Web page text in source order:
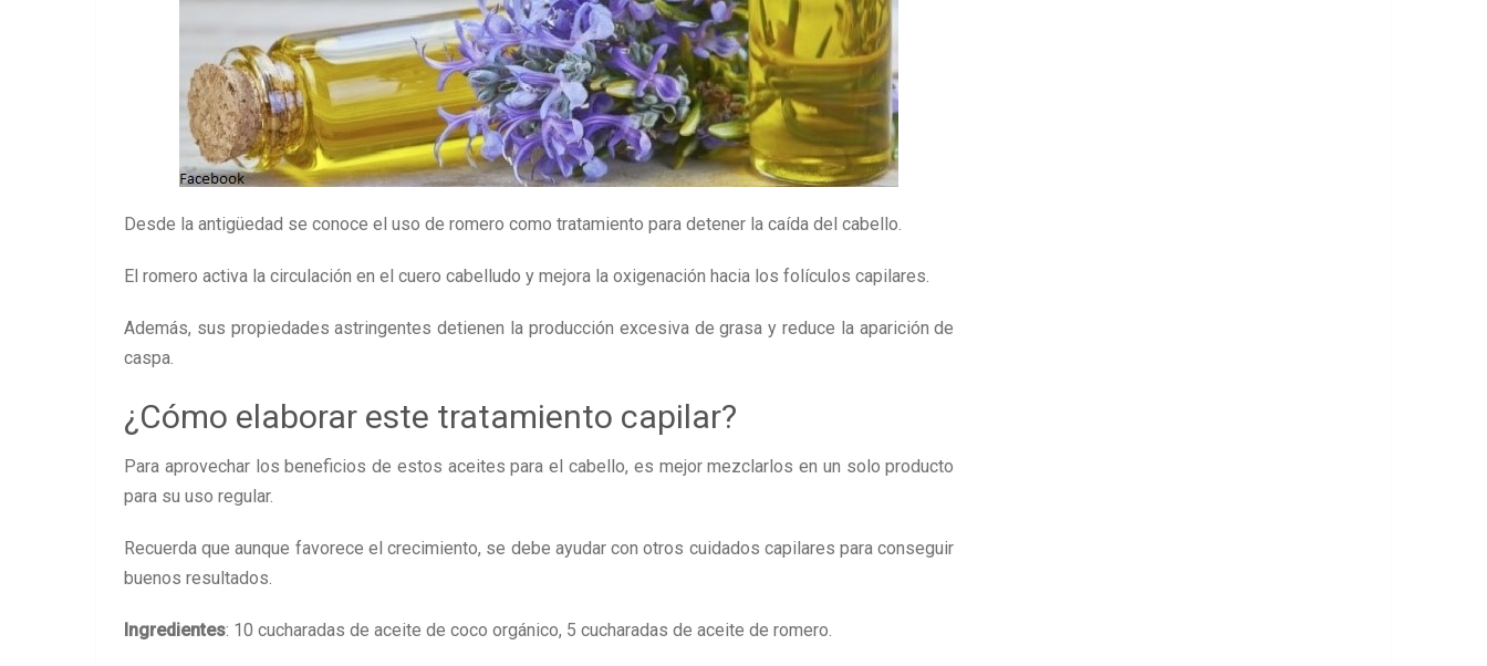
Desde la antigüedad se conoce el uso de romero como tratamiento para detener la caída del cabello.
El romero activa la circulación en el cuero cabelludo y mejora la oxigenación hacia los folículos capilares.
Además, sus propiedades astringentes detienen la producción excesiva de grasa y reduce la aparición de
caspa.
¿Cómo elaborar este tratamiento capilar?
Para aprovechar los beneficios de estos aceites para el cabello, es mejor mezclarlos en un solo producto
para su uso regular.
Recuerda que aunque favorece el crecimiento, se debe ayudar con otros cuidados capilares para conseguir
buenos resultados.
Ingredientes: 10 cucharadas de aceite de coco orgánico, 5 cucharadas de aceite de romero.